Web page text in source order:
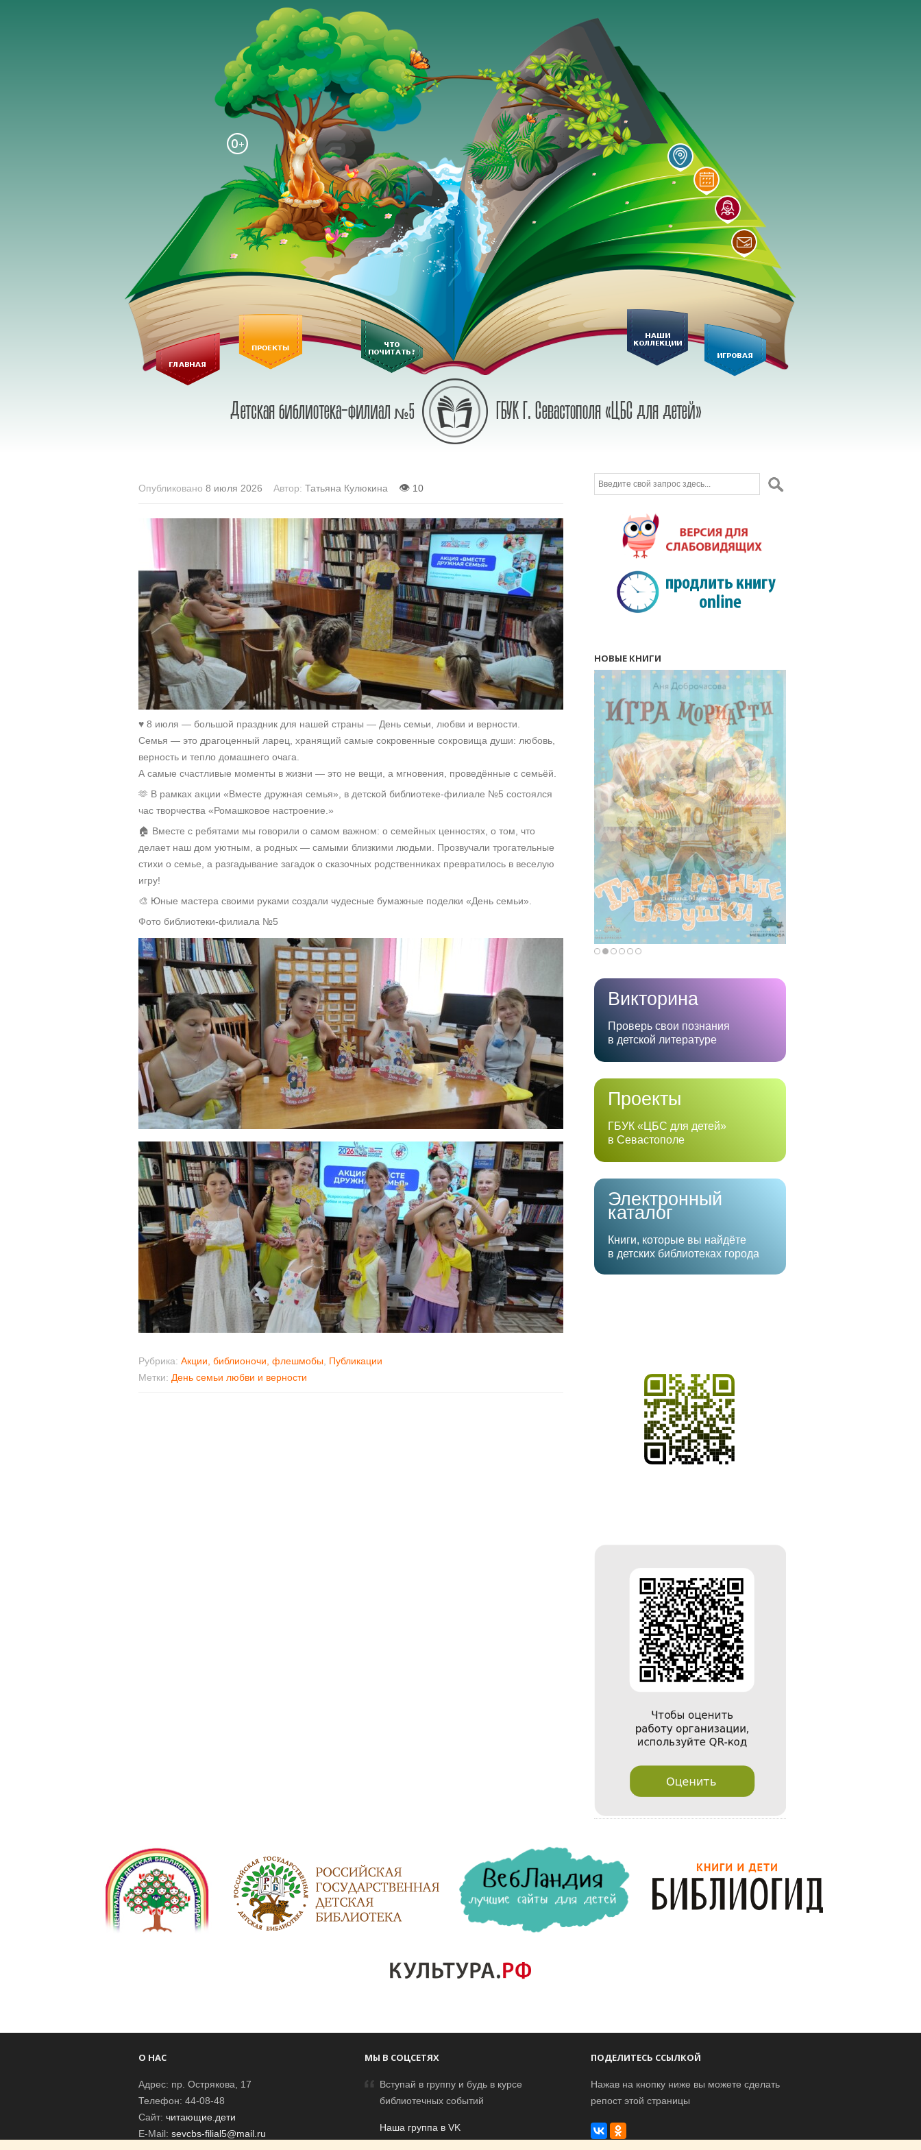
Опубликовано 8 июля 2026 Автор: Татьяна Кулюкина 👁 10
♥ 8 июля — большой праздник для нашей страны — День семьи, любви и верности.
Семья — это драгоценный ларец, хранящий самые сокровенные сокровища души: любовь,
верность и тепло домашнего очага.
А самые счастливые моменты в жизни — это не вещи, а мгновения, проведённые с семьёй.
🫶 В рамках акции «Вместе дружная семья», в детской библиотеке-филиале №5 состоялся
час творчества «Ромашковое настроение.»
🏠 Вместе с ребятами мы говорили о самом важном: о семейных ценностях, о том, что
делает наш дом уютным, а родных — самыми близкими людьми. Прозвучали трогательные
стихи о семье, а разгадывание загадок о сказочных родственниках превратилось в веселую
игру!
🎨 Юные мастера своими руками создали чудесные бумажные поделки «День семьи».
Фото библиотеки-филиала №5
Рубрика: Акции, библионочи, флешмобы Публикации
Метки: День семьи любви и верности
НОВЫЕ КНИГИ
Викторина
Проверь свои познания
в детской литературе
Проекты
ГБУК «ЦБС для детей»
в Севастополе
Электронный
каталог
Книги, которые вы найдёте
в детских библиотеках города
О НАС
Адрес: пр. Острякова, 17
Телефон: 44-08-48
Сайт: читающие.дети
E-Mail: sevcbs-filial5@mail.ru
МЫ В СОЦСЕТЯХ
Вступай в группу и будь в курсе
библиотечных событий
Наша группа в VK
ПОДЕЛИТЕСЬ ССЫЛКОЙ
Нажав на кнопку ниже вы можете сделать
репост этой страницы